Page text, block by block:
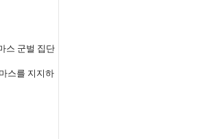
스 군벌 집단
스를 지지하